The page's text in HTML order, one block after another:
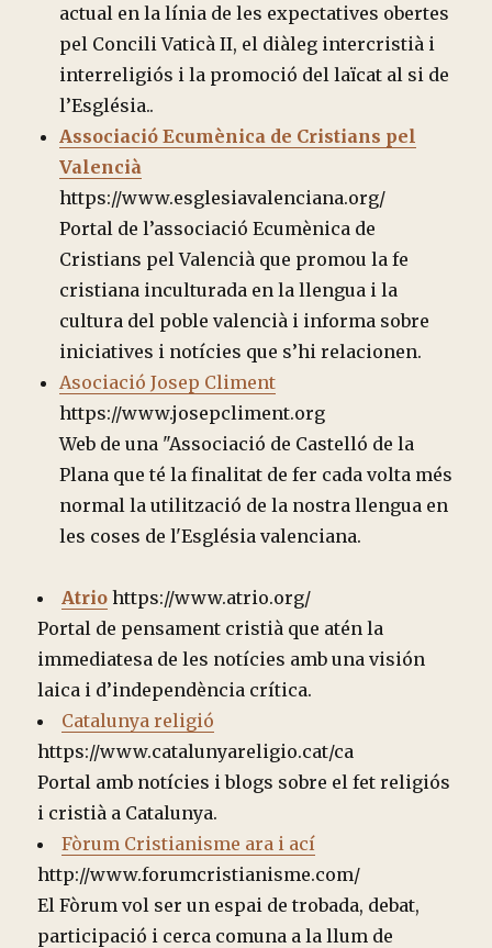
actual en la línia de les expectatives obertes
pel Concili Vaticà II, el diàleg intercristià i
interreligiós i la promoció del laïcat al si de
l’Església..
Associació Ecumènica de Cristians pel
Valencià
https://www.esglesiavalenciana.org/
Portal de l’associació Ecumènica de
Cristians pel Valencià que promou la fe
cristiana inculturada en la llengua i la
cultura del poble valencià i informa sobre
iniciatives i notícies que s’hi relacionen.
Asociació Josep Climent
https://www.josepcliment.org
Web de una "Associació de Castelló de la
Plana que té la finalitat de fer cada volta més
normal la utilització de la nostra llengua en
les coses de l'Església valenciana.
Atrio https://www.atrio.org/
Portal de pensament cristià que atén la
immediatesa de les notícies amb una visión
laica i d’independència crítica.
Catalunya religió
https://www.catalunyareligio.cat/ca
Portal amb notícies i blogs sobre el fet religiós
i cristià a Catalunya.
Fòrum Cristianisme ara i ací
http://www.forumcristianisme.com/
El Fòrum vol ser un espai de trobada, debat,
participació i cerca comuna a la llum de